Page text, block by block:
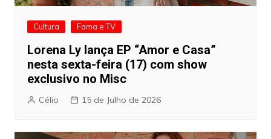
Cultura Fama e TV
Lorena Ly lança EP “Amor e Casa”
nesta sexta-feira (17) com show
exclusivo no Misc
Célio 15 de Julho de 2026